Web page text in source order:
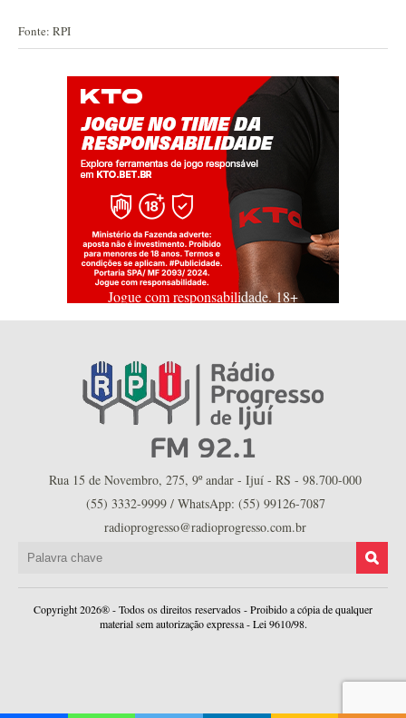
Fonte: RPI
Jogue com responsabilidade. 18+
Rua 15 de Novembro, 275, 9º andar - Ijuí - RS - 98.700-000
(55) 3332-9999 / WhatsApp: (55) 99126-7087
radioprogresso@radioprogresso.com.br
Copyright 2026® - Todos os direitos reservados - Proibido a cópia de qualquer
material sem autorização expressa - Lei 9610/98.